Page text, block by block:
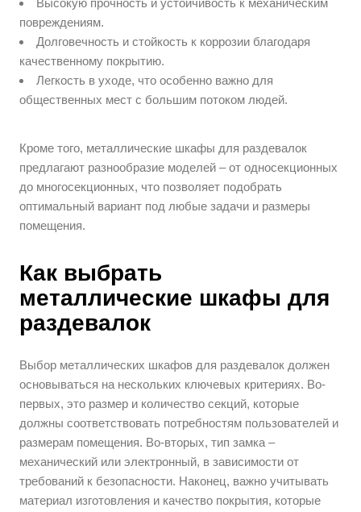
Высокую прочность и устойчивость к механическим
повреждениям.
Долговечность и стойкость к коррозии благодаря
качественному покрытию.
Легкость в уходе, что особенно важно для
общественных мест с большим потоком людей.
Кроме того, металлические шкафы для раздевалок
предлагают разнообразие моделей – от односекционных
до многосекционных, что позволяет подобрать
оптимальный вариант под любые задачи и размеры
помещения.
Как выбрать
металлические шкафы для
раздевалок
Выбор металлических шкафов для раздевалок должен
основываться на нескольких ключевых критериях. Во-
первых, это размер и количество секций, которые
должны соответствовать потребностям пользователей и
размерам помещения. Во-вторых, тип замка –
механический или электронный, в зависимости от
требований к безопасности. Наконец, важно учитывать
материал изготовления и качество покрытия, которые